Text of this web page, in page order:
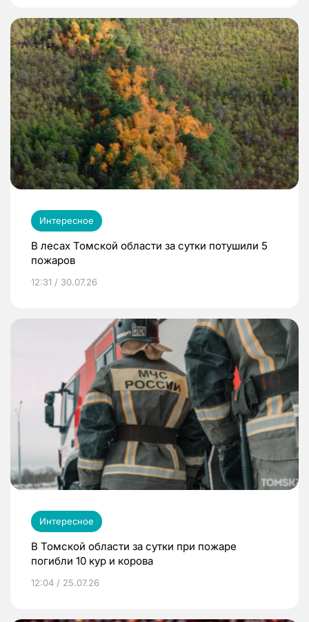
Интересное
В лесах Томской области за сутки потушили 5
пожаров
12:31 / 30.07.26
Интересное
В Томской области за сутки при пожаре
погибли 10 кур и корова
12:04 / 25.07.26